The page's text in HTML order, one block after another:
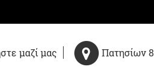
μαζί μας Πατησίων